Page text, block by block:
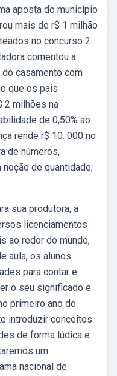
aposta do município
mais de r$ 1 milhão
no concurso 2.
comentou a
casamento com
que os pais
2 milhões na
de 0,50% ao
rende r$ 10. 000 no
de números,
de quantidade;
sua produtora, a
licenciamentos
ao redor do mundo,
aula, os alunos
para contar e
o seu significado e
primeiro ano do
introduzir conceitos
de forma lúdica e
um.
nacional de